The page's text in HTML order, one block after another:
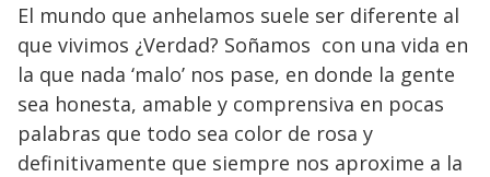
El mundo que anhelamos suele ser diferente al
que vivimos ¿Verdad? Soñamos con una vida en
la que nada ‘malo’ nos pase, en donde la gente
sea honesta, amable y comprensiva en pocas
palabras que todo sea color de rosa y
definitivamente que siempre nos aproxime a la